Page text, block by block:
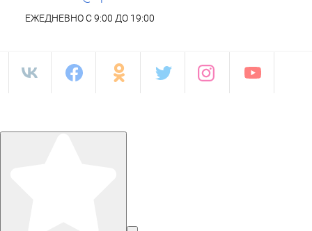
ЕЖЕДНЕВНО С 9:00 ДО 19:00